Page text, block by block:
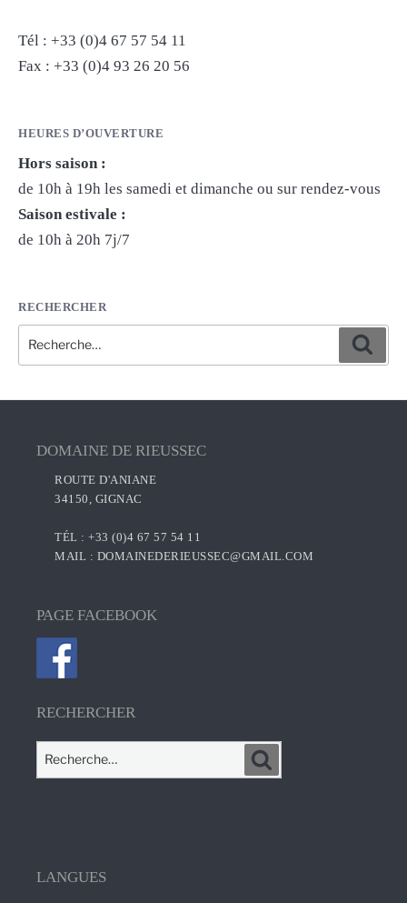
Tél : +33 (0)4 67 57 54 11
Fax : +33 (0)4 93 26 20 56
HEURES D’OUVERTURE
Hors saison :
de 10h à 19h les samedi et dimanche ou sur rendez-vous
Saison estivale :
de 10h à 20h 7j/7
RECHERCHER
Recherche
pour
DOMAINE DE RIEUSSEC
ROUTE D'ANIANE
34150, GIGNAC
TÉL : +33 (0)4 67 57 54 11
MAIL : DOMAINEDERIEUSSEC@GMAIL.COM
PAGE FACEBOOK
RECHERCHER
Recherche
pour
LANGUES